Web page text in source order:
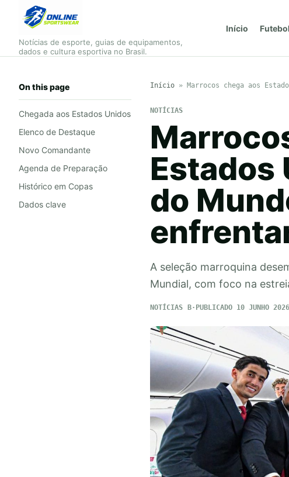
Notícias de esporte, guias de equipamentos,
dados e cultura esportiva no Brasil.
Início Futebol
On this page
Chegada aos Estados Unidos
Elenco de Destaque
Novo Comandante
Agenda de Preparação
Histórico em Copas
Dados clave
Início» Marrocos chega aos
NOTÍCIAS
Estados
do
A seleção marroquina
Mundial, com foco na
NOTÍCIAS PUBLICADO 10 JUNHO 2026